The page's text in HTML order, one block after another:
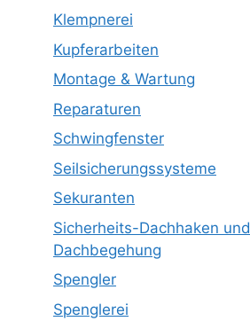
Klempnerei
Kupferarbeiten
Montage & Wartung
Reparaturen
Schwingfenster
Seilsicherungssysteme
Sekuranten
Sicherheits-Dachhaken und
Dachbegehung
Spengler
Spenglerei